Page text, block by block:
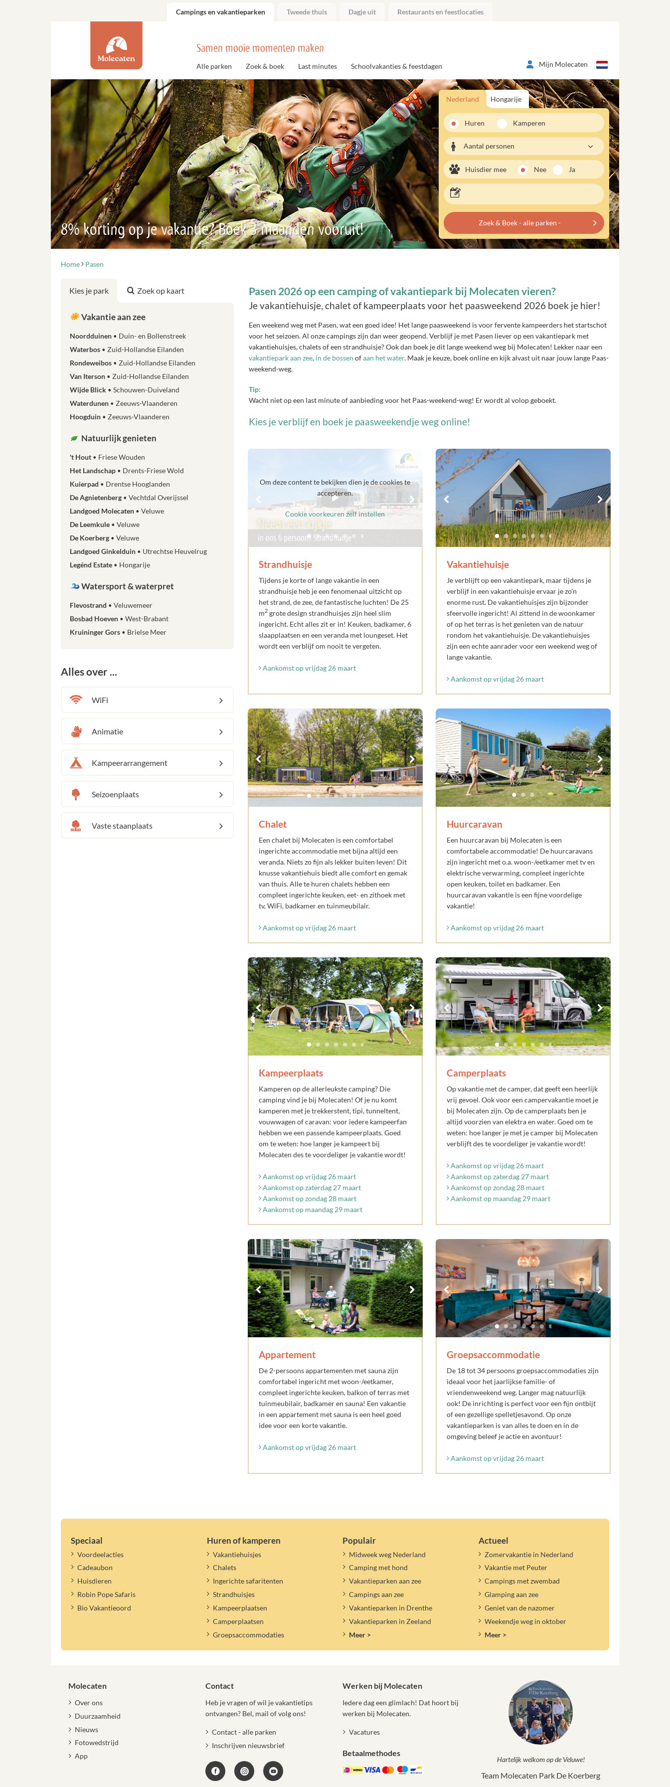
Campings en vakantieparken Tweede thuis Dagje uit Restaurants en feestlocaties
Samen mooie momenten maken
Alle parken Zoek & boek Last minutes Schoolvakanties & feestdagen Mijn Molecaten
8% korting op je vakantie? Boek 3 maanden vooruit!
Nederland Hongarije
Huren Kamperen
Aantal personen
Huisdier mee Nee Ja
Zoek & Boek - alle parken -
Home Pasen
Pasen 2026 op een camping of vakantiepark bij Molecaten vieren?
Je vakantiehuisje, chalet of kampeerplaats voor het paasweekend 2026 boek je hier!
Een weekend weg met Pasen, wat een goed idee! Het lange paasweekend is voor fervente kampeerders het startschot
voor het seizoen. Al onze campings zijn dan weer geopend. Verblijf je met Pasen liever op een vakantiepark met
vakantiehuisjes, chalets of een strandhuisje? Ook dan boek je dit lange weekend weg bij Molecaten! Lekker naar een
vakantiepark aan zee, in de bossen ofaan het water. Maak je keuze, boek online en kijk alvast uit naar jouw lange Paas-
weekend-weg.
Tip:
Wacht niet op een last minute of aanbieding voor het Paas-weekend-weg! Er wordt al volop geboekt.
Kies je verblijf en boek je paasweekendje weg online!
Om deze content te bekijken dien je de cookies te
accepteren.
Cookie voorkeuren zelf instellen
Strandhuisje
Tijdens je korte of lange vakantie in een
strandhuisje heb je een fenomenaal uitzicht op
het strand, de zee, de fantastische luchten! De 25
m2grote design strandhuisjes zijn heel slim
ingericht. Echt alles zit er in! Keuken, badkamer, 6
slaapplaatsen en een veranda met loungeset. Het
wordt een verblijf om nooit te vergeten.
Aankomst op vrijdag 26 maart
Vakantiehuisje
Je verblijft op een vakantiepark, maar tijdens je
verblijf in een vakantiehuisje ervaar je zo'n
enorme rust. De vakantiehuisjes zijn bijzonder
sfeervolle ingericht! Al zittend in de woonkamer
of op het terras is het genieten van de natuur
rondom het vakantiehuisje. De vakantiehuisjes
zijn een echte aanrader voor een weekend weg of
lange vakantie.
Aankomst op vrijdag 26 maart
Chalet
Een chalet bij Molecaten is een comfortabel
ingerichte accommodatie met bijna altijd een
veranda. Niets zo fijn als lekker buiten leven! Dit
knusse vakantiehuis biedt alle comfort en gemak
van thuis. Alle te huren chalets hebben een
compleet ingerichte keuken, eet- en zithoek met
tv, WiFi, badkamer en tuinmeubilair.
Aankomst op vrijdag 26 maart
Huurcaravan
Een huurcaravan bij Molecaten is een
comfortabele accommodatie! De huurcaravans
zijn ingericht met o.a. woon-/eetkamer met tv en
elektrische verwarming, compleet ingerichte
open keuken, toilet en badkamer. Een
huurcaravan vakantie is een fijne voordelige
vakantie!
Aankomst op vrijdag 26 maart
Kampeerplaats
Kamperen op de allerleukste camping? Die
camping vind je bij Molecaten! Of je nu komt
kamperen met je trekkerstent, tipi, tunneltent,
vouwwagen of caravan: voor iedere kampeerfan
hebben we een passende kampeerplaats. Goed
om te weten: hoe langer je kampeert bij
Molecaten des te voordeliger je vakantie wordt!
Aankomst op vrijdag 26 maart
Aankomst op zaterdag 27 maart
Aankomst op zondag 28 maart
Aankomst op maandag 29 maart
Camperplaats
Op vakantie met de camper, dat geeft een heerlijk
vrij gevoel. Ook voor een campervakantie moet je
bij Molecaten zijn. Op de camperplaats ben je
altijd voorzien van elektra en water. Goed om te
weten: hoe langer je met je camper bij Molecaten
verblijft des te voordeliger je vakantie wordt!
Aankomst op vrijdag 26 maart
Aankomst op zaterdag 27 maart
Aankomst op zondag 28 maart
Aankomst op maandag 29 maart
Appartement
De 2-persoons appartementen met sauna zijn
comfortabel ingericht met woon-/eetkamer,
compleet ingerichte keuken, balkon of terras met
tuinmeubilair, badkamer en sauna! Een vakantie
in een appartement met sauna is een heel goed
idee voor een korte vakantie.
Aankomst op vrijdag 26 maart
Groepsaccommodatie
De 18 tot 34 persoons groepsaccommodaties zijn
ideaal voor het jaarlijkse familie- of
vriendenweekend weg. Langer mag natuurlijk
ook! De inrichting is perfect voor een fijn ontbijt
of een gezellige spelletjesavond. Op onze
vakantieparken is van alles te doen en in de
omgeving beleef je actie en avontuur!
Aankomst op vrijdag 26 maart
Kies je park Zoek op kaart
Vakantie aan zee
Noordduinen
Duin- en Bollenstreek
Waterbos
Zuid-Hollandse Eilanden
Rondeweibos
Zuid-Hollandse Eilanden
Van Iterson
Zuid-Hollandse Eilanden
Wijde Blick
Schouwen-Duiveland
Waterdunen
Zeeuws-Vlaanderen
Hoogduin
Zeeuws-Vlaanderen
Natuurlijk genieten
't Hout
Friese Wouden
Het Landschap
Drents-Friese Wold
Kuierpad
Drentse Hooglanden
De Agnietenberg
Vechtdal Overijssel
Landgoed Molecaten
Veluwe
De Leemkule
Veluwe
De Koerberg
Veluwe
Landgoed Ginkelduin
Utrechtse Heuvelrug
Legénd Estate
Hongarije
Watersport & waterpret
Flevostrand
Veluwemeer
Bosbad Hoeven
West-Brabant
Kruininger Gors
Brielse Meer
Alles over ...
WiFi
Animatie
Kampeerarrangement
Seizoenplaats
Vaste staanplaats
Speciaal
Voordeelacties
Cadeaubon
Huisdieren
Robin Pope Safaris
Bio Vakantieoord
Huren of kamperen
Vakantiehuisjes
Chalets
Ingerichte safaritenten
Strandhuisjes
Kampeerplaatsen
Camperplaatsen
Groepsaccommodaties
Populair
Midweek weg Nederland
Camping met hond
Vakantieparken aan zee
Campings aan zee
Vakantieparken in Drenthe
Vakantieparken in Zeeland
Meer >
Actueel
Zomervakantie in Nederland
Vakantie met Peuter
Campings met zwembad
Glamping aan zee
Geniet van de nazomer
Weekendje weg in oktober
Meer >
Molecaten
Over ons
Duurzaamheid
Nieuws
Fotowedstrijd
App
Contact
Heb je vragen of wil je vakantietips
ontvangen? Bel, mail of volg ons!
Contact - alle parken
Inschrijven nieuwsbrief
Werken bij Molecaten
Iedere dag een glimlach! Dat hoort bij
werken bij Molecaten.
Vacatures
Betaalmethodes
Hartelijk welkom op de Veluwe!
Team Molecaten Park De Koerberg